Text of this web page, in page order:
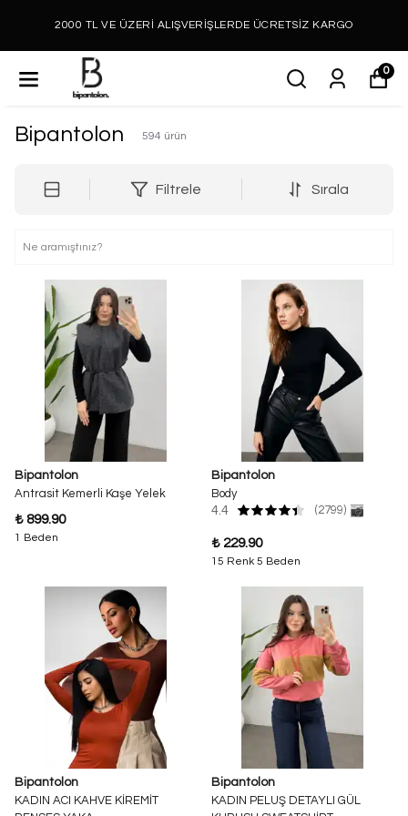
2000 TL VE ÜZERİ ALIŞVERİŞLERDE ÜCRETSİZ KARGO
0
Bipantolon 594 ürün
Filtrele Sırala
Bipantolon
Antrasit Kemerli Kaşe Yelek
₺ 899.90
1 Beden
Bipantolon
Body
4.4 (2799)
₺ 229.90
15 Renk 5 Beden
Bipantolon
KADIN ACI KAHVE KİREMİT
Bipantolon
KADIN PELUŞ DETAYLI GÜL